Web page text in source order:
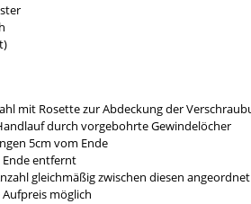
mit Rosette zur Abdeckung der
durch vorgebohrte Gewindelöcher
5cm vom Ende
Ende entfernt
gleichmäßig zwischen diesen angeordnet
möglich